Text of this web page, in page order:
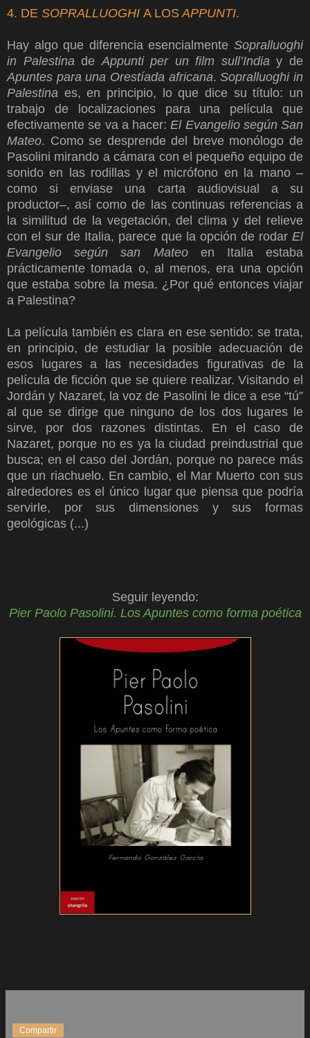
4. DE SOPRALLUOGHI A LOSAPPUNTI.
Hay algo que diferencia esencialmente Sopralluoghi
in PalestinadeAppunti per un film sull’Indiay de
Apuntes para una Orestíada africana.Sopralluoghi in
Palestina es, en principio, lo que dice su título: un
trabajo de localizaciones para una película que
efectivamente se va a hacer:El Evangelio según San
Mateo. Como se desprende del breve monólogo de
Pasolini mirando a cámara con el pequeño equipo de
sonido en las rodillas y el micrófono en la mano –
como si enviase una carta audiovisual a su
productor–, así como de las continuas referencias a
la similitud de la vegetación, del clima y del relieve
con el sur de Italia, parece que la opción de rodar El
Evangelio según san Mateoen Italia estaba
prácticamente tomada o, al menos, era una opción
que estaba sobre la mesa. ¿Por qué entonces viajar
a Palestina?
La película también es clara en ese sentido: se trata,
en principio, de estudiar la posible adecuación de
esos lugares a las necesidades figurativas de la
película de ficción que se quiere realizar. Visitando el
Jordán y Nazaret, la voz de Pasolini le dice a ese “tú”
al que se dirige que ninguno de los dos lugares le
sirve, por dos razones distintas. En el caso de
Nazaret, porque no es ya la ciudad preindustrial que
busca; en el caso del Jordán, porque no parece más
que un riachuelo. En cambio, el Mar Muerto con sus
alrededores es el único lugar que piensa que podría
servirle, por sus dimensiones y sus formas
geológicas (...)
Seguir leyendo:
Pier Paolo Pasolini. Los Apuntes como forma poética
Compartir